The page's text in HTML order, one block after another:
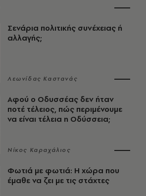
Σενάρια πολιτικής συνέχειας ή
αλλαγής;
Λεωνίδας Καστανάς
Αφού ο Οδυσσέας δεν ήταν
ποτέ τέλειος, πώς περιμένουμε
να είναι τέλεια η Οδύσσεια;
Νίκος Καραχάλιος
Φωτιά με φωτιά: Η χώρα που
έμαθε να ζει με τις στάχτες